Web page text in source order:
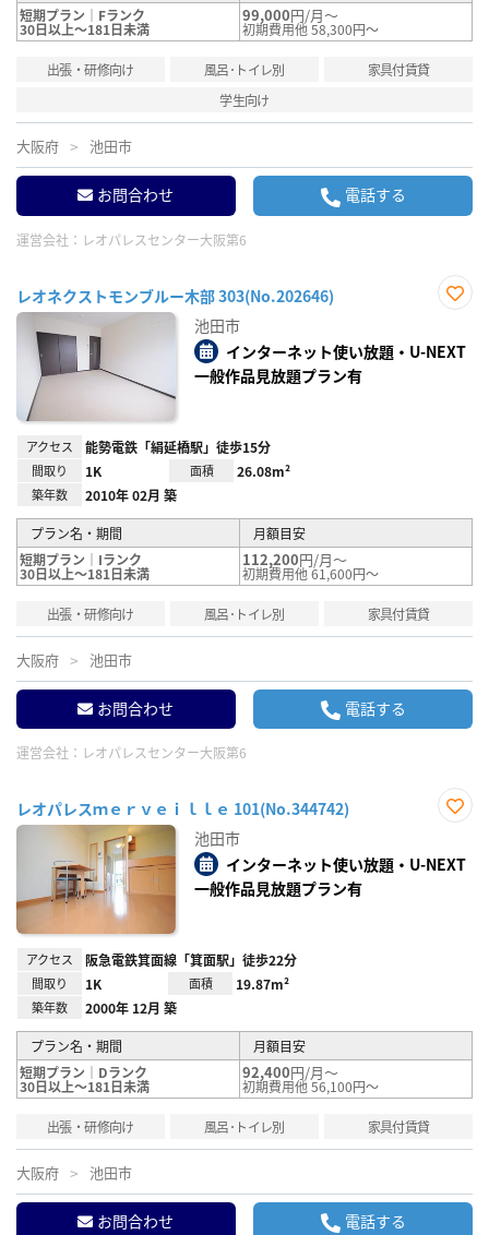
短期プラン｜Fランク
30日以上～181日未満
99,000円/月～
初期費用他 58,300円～
出張・研修向け 風呂･トイレ別
家具付賃貸
学生向け
大阪府 池田市
お問合わせ 電話する
運営会社： レオパレスセンター大阪第6
レオネクストモンブルー木部 303(No.202646)
り登
録
池田市
インターネット使い放題・U-NEXT
一般作品見放題プラン有
アクセス 能勢電鉄「絹延橋駅」徒歩15分
間取り 1K 面積 26.08m²
築年数 2010年 02月 築
プラン名・期間
月額目安
短期プラン｜Iランク
30日以上～181日未満
112,200円/月～
初期費用他 61,600円～
出張・研修向け 風呂･トイレ別 家具付賃貸
大阪府 池田市
お問合わせ 電話する
運営会社： レオパレスセンター大阪第6
レオパレスｍｅｒｖｅｉｌｌｅ 101(No.344742)
り登
録
池田市
インターネット使い放題・U-NEXT
一般作品見放題プラン有
アクセス 阪急電鉄箕面線「箕面駅」徒歩22分
間取り 1K 面積 19.87m²
築年数 2000年 12月 築
プラン名・期間
月額目安
短期プラン｜Dランク
30日以上～181日未満
92,400円/月～
初期費用他 56,100円～
出張・研修向け 風呂･トイレ別 家具付賃貸
大阪府 池田市
お問合わせ 電話する